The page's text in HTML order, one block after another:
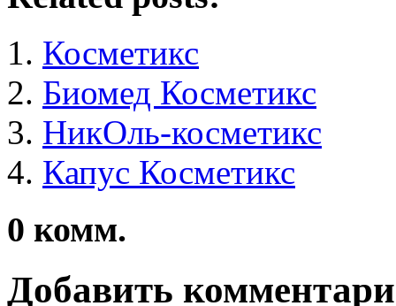
Косметикс
Биомед Косметикс
НикОль-косметикс
Капус Косметикс
0 комм.
Добавить